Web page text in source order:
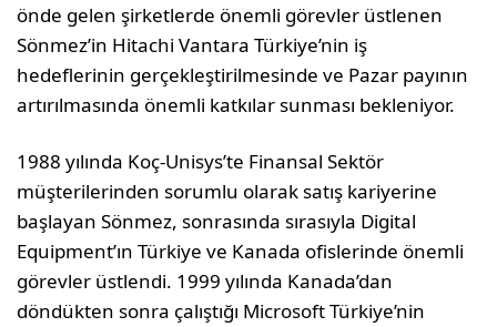
önde gelen şirketlerde önemli görevler üstlenen
Sönmez’in Hitachi Vantara Türkiye’nin iş
hedeflerinin gerçekleştirilmesinde ve Pazar payının
artırılmasında önemli katkılar sunması bekleniyor.
1988 yılında Koç-Unisys’te Finansal Sektör
müşterilerinden sorumlu olarak satış kariyerine
başlayan Sönmez, sonrasında sırasıyla Digital
Equipment’ın Türkiye ve Kanada ofislerinde önemli
görevler üstlendi. 1999 yılında Kanada’dan
döndükten sonra çalıştığı Microsoft Türkiye’nin